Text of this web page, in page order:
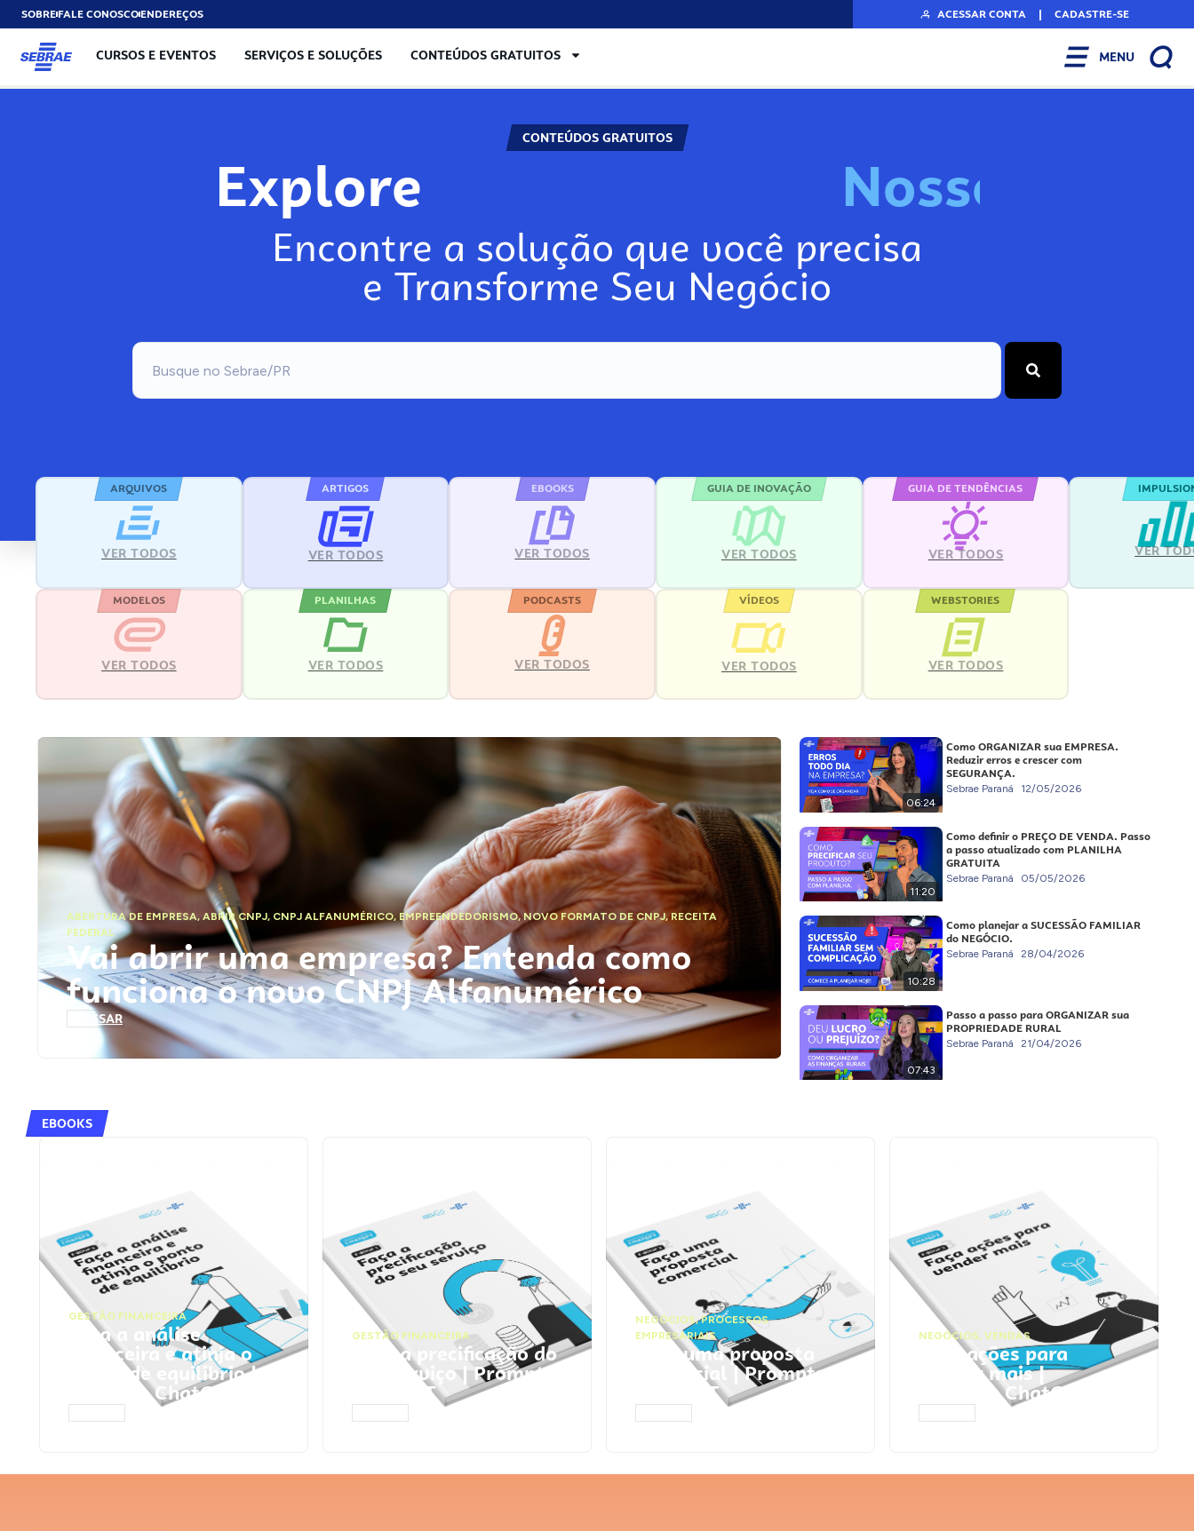
SOBREFALE CONOSCOENDEREÇOS ACESSAR CONTA | CADASTRE-SE
CURSOS E EVENTOS SERVIÇOS E SOLUÇÕES CONTEÚDOS GRATUITOS MENU
CONTEÚDOS GRATUITOS
Explore Nosso
Encontre a solução que você precisa
e Transforme Seu Negócio
ARQUIVOS
VER TODOS
ARTIGOS
VER TODOS
EBOOKS
VER TODOS
GUIA DE INOVAÇÃO
VER TODOS
GUIA DE TENDÊNCIAS
VER TODOS VER
MODELOS
VER TODOS
PLANILHAS
VER TODOS
PODCASTS
VER TODOS
VÍDEOS
VER TODOS
WEBSTORIES
VER TODOS
ABERTURA DE EMPRESA,ABRIR CNPJ, CNPJ ALFANUMÉRICO, EMPREENDEDORISMO,NOVO FORMATO DE CNPJ,RECEITA
FEDERAL
Vai abrir uma empresa? Entenda como
funciona o novo CNPJ Alfanumérico
ACESSAR
06:24
Como ORGANIZAR sua EMPRESA.
Reduzir erros e crescer com
SEGURANÇA.
Sebrae Paraná 12/05/2026
11:20
Como definir o PREÇO DE VENDA. Passo
a passo atualizado com PLANILHA
GRATUITA
Sebrae Paraná 05/05/2026
10:28
Como planejar a SUCESSÃO FAMILIAR
do NEGÓCIO.
Sebrae Paraná 28/04/2026
07:43
Passo a passo para ORGANIZAR sua
PROPRIEDADE RURAL
Sebrae Paraná 21/04/2026
EBOOKS
GESTÃO FINANCEIRA
Faça a análise
financeira e atinja o
ponto de equilíbrio |
Prompts ChatGPT
GESTÃO FINANCEIRA
Faça a precificação do
seu serviço | Prompts
ChatGPT
NEGÓCIOS,PROCESSOS
EMPRESARIAIS
Faça uma proposta
comercial | Prompts
ChatGPT
NEGÓCIOS, VENDAS
Faça ações para
vender mais |
Prompts ChatGPT